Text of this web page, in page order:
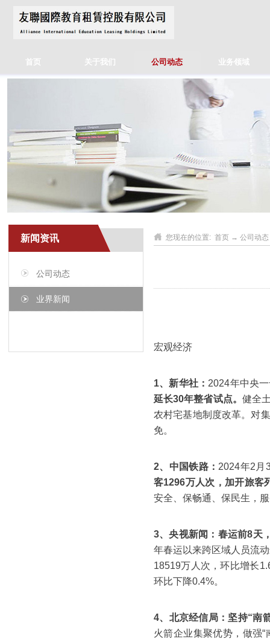
首页 关于我们 公司动态 业务领域
新闻资讯
公司动态
业界新闻
您现在的位置: 首页 → 公司动态
宏观经济
1、新华社： 2024年中央
延长30年整省试点。 健全
农村宅基地制度改革。对
免。
2、中国铁路： 2024年2月
客1296万人次，加开旅客
安全、保畅通、保民生，
3、央视新闻： 春运前8天
年春运以来跨区域人员流
18519万人次，环比增长
环比下降0.4%。
4、北京经信局： 坚持“南
火箭企业集聚优势，做强